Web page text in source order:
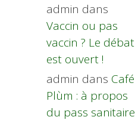
admin dans
Vaccin ou pas
vaccin ? Le débat
est ouvert !
admin dans Café
Plùm : à propos
du pass sanitaire